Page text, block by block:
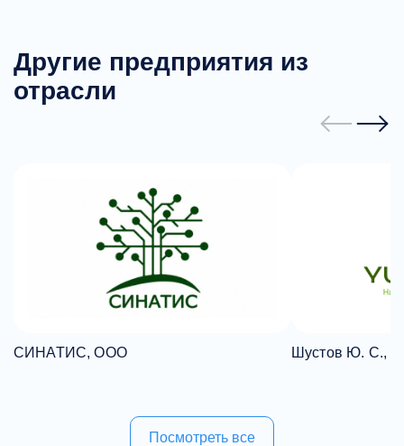
Другие предприятия из
отрасли
СИНАТИС, ООО Шустов Ю. С.,
Посмотреть все